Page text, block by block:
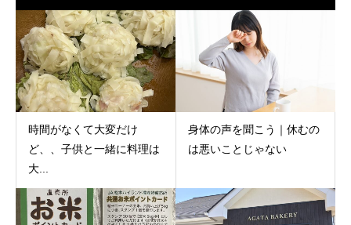
時間がなくて大変だけ
ど、、子供と一緒に料理は
大...
身体の声を聞こう｜休むの
は悪いことじゃない